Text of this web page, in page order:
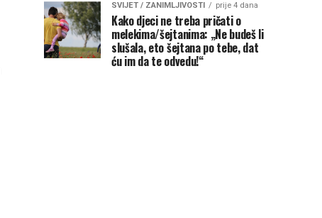
SVIJET / ZANIMLJIVOSTI prije 4 dana
Kako djeci ne treba pričati o
melekima/šejtanima: „Ne budeš li
slušala, eto šejtana po tebe, dat
ću im da te odvedu!“